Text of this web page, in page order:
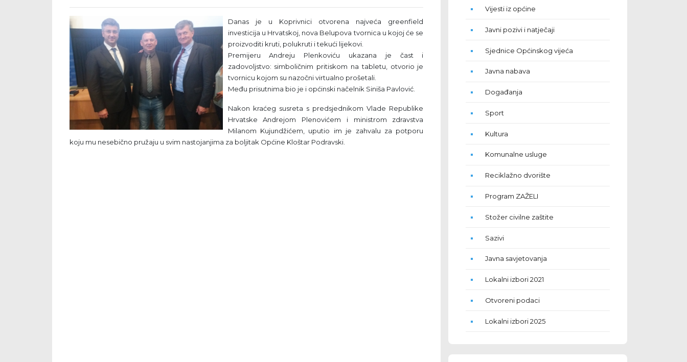
Danas je u Koprivnici otvorena najveća greenfield
investicija u Hrvatskoj, nova Belupova tvornica u kojoj će se
proizvoditi kruti, polukruti i tekući lijekovi.
Premijeru Andreju Plenkoviću ukazana je čast i
zadovoljstvo: simboličnim pritiskom na tabletu, otvorio je
tvornicu kojom su nazočni virtualno prošetali.
Među prisutnima bio je i općinski načelnik Siniša Pavlović.
Nakon kraćeg susreta s predsjednikom Vlade Republike
Hrvatske Andrejom Plenovićem i ministrom zdravstva
Milanom Kujundžićem, uputio im je zahvalu za potporu
koju mu nesebično pružaju u svim nastojanjima za boljitak Općine Kloštar Podravski.
Vijesti iz općine
Javni pozivi i natječaji
Sjednice Općinskog vijeća
Javna nabava
Događanja
Sport
Kultura
Komunalne usluge
Reciklažno dvorište
Program ZAŽELI
Stožer civilne zaštite
Sazivi
Javna savjetovanja
Lokalni izbori 2021
Otvoreni podaci
Lokalni izbori 2025